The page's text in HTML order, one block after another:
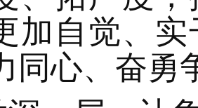
加自觉、
同心、奋勇